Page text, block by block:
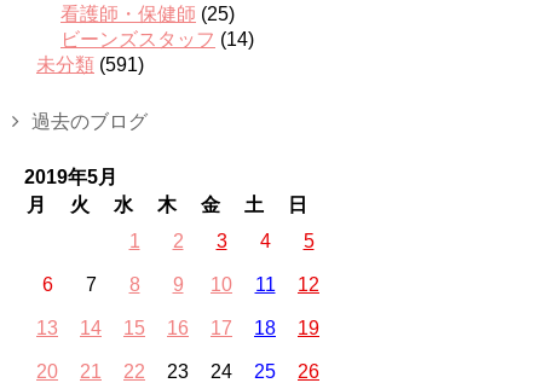
看護師・保健師 (25)
ビーンズスタッフ (14)
未分類 (591)
過去のブログ
2019年5月
月
火 水 木 金 土
日
1
2 3 4 5
6 7 8 9 10 11 12
13 14 15 16 17 18 19
20 21 22 23 24 25 26